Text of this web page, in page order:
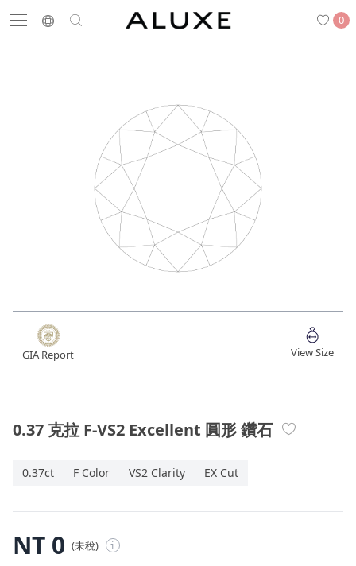
0
搜尋
結婚戒指
結婚戒指
珠寶鑽飾
關於ALUXE
最新消息
GIA Report View Size
0.37 克拉 F-VS2 Excellent 圓形 鑽石
0.37ct F Color VS2 Clarity EX Cut
NT 0 (未稅) i